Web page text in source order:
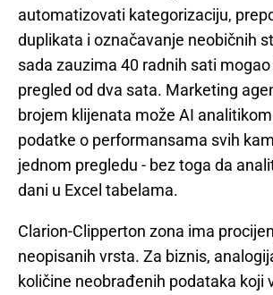
automatizovati kategorizaciju,
duplikata i označavanje neobičnih
sada zauzima 40 radnih sati
pregled od dva sata. Marketing
brojem klijenata može AI
podatke o performansama svih
jednom pregledu - bez toga da
dani u Excel tabelama.
Clarion-Clipperton zona ima
neopisanih vrsta. Za biznis,
količine neobrađenih podataka koji